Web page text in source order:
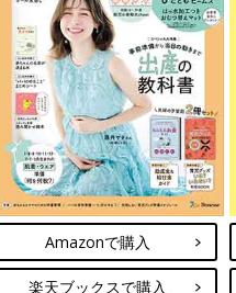
Amazonで購入
楽天ブックスで購入